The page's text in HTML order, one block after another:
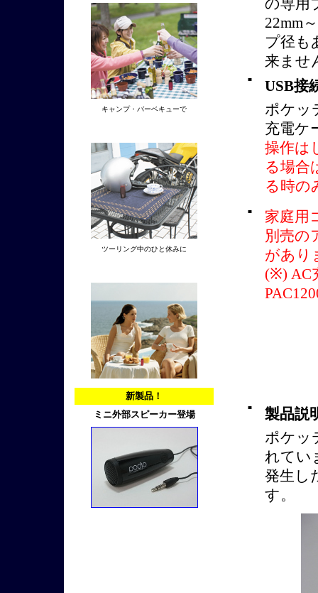
キャンプ・バーベキューで
ツーリング中のひと休みに
新製品！
ミニ外部スピーカー登場
の専用
22mm
プ径も
来ま
■
USB接
ポケッ
充電ケ
操作は
る場合
る時の
■
家庭用
別売の
があり
(※) AC
■
製品説
ポケッ
れてい
発生し
す。